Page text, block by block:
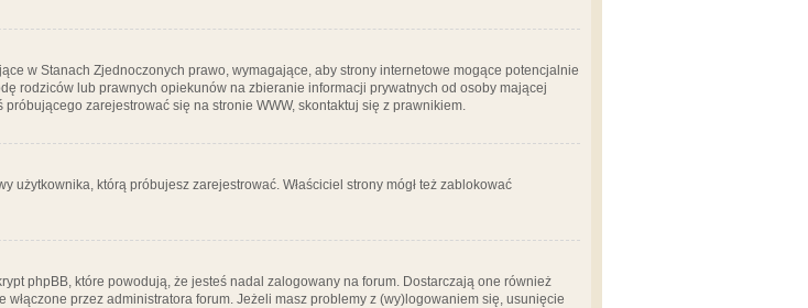
w Stanach Zjednoczonych prawo, wymagające, aby strony internetowe mogące potencjalnie
rodziców lub prawnych opiekunów na zbieranie informacji prywatnych od osoby mającej
zarejestrować się na stronie WWW, skontaktuj się z prawnikiem.
użytkownika, którą próbujesz zarejestrować. Właściciel strony mógł też zablokować
phpBB, które powodują, że jesteś nadal zalogowany na forum. Dostarczają one również
przez administratora forum. Jeżeli masz problemy z (wy)logowaniem się, usunięcie